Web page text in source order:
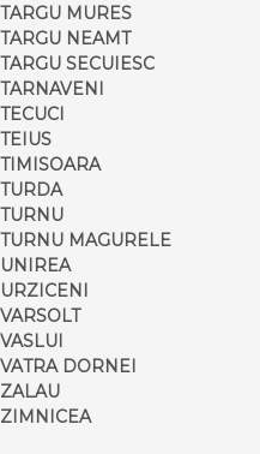
TARGU MURES
TARGU NEAMT
TARGU SECUIESC
TARNAVENI
TECUCI
TEIUS
TIMISOARA
TURDA
TURNU
TURNU MAGURELE
UNIREA
URZICENI
VARSOLT
VASLUI
VATRA DORNEI
ZALAU
ZIMNICEA